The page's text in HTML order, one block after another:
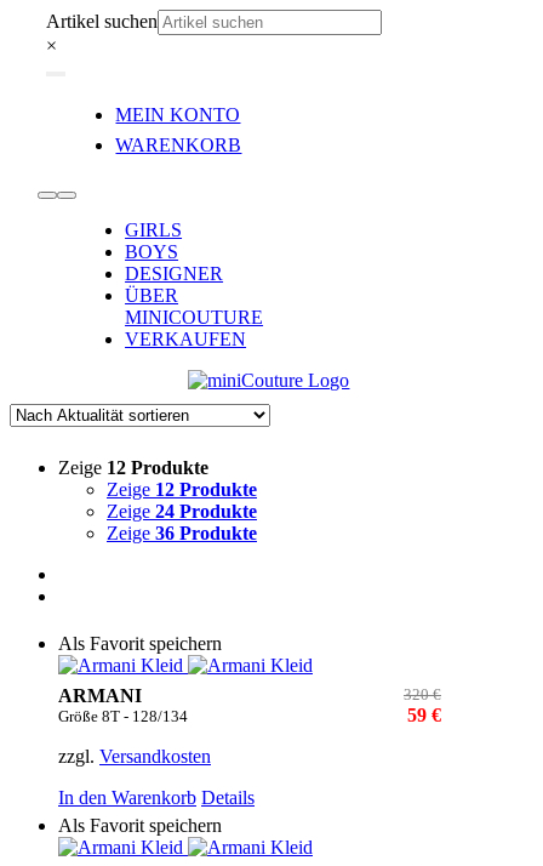
Inhalt
Artikel suchen
×
Navigation
MEIN KONTO
WARENKORB
Toggle
Navigation
GIRLS
BOYS
DESIGNER
ÜBER
MINICOUTURE
VERKAUFEN
Zeige 12 Produkte
Zeige 12 Produkte
Zeige 24 Produkte
Zeige 36 Produkte
Als Favorit speichern
ARMANI
Größe 8T - 128/134
320 €
59 €
zzgl. Versandkosten
In den Warenkorb Details
Als Favorit speichern